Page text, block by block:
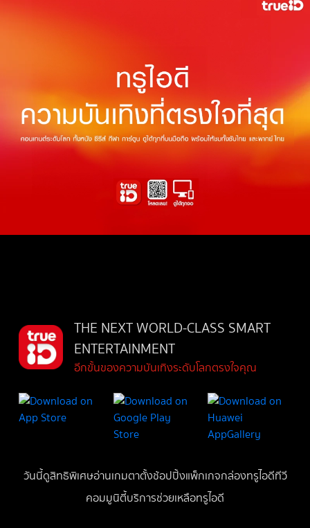
THE NEXT WORLD-CLASS SMART
ENTERTAINMENT
อีกขั้นของความบันเทิงระดับโลกตรงใจคุณ
วันนี้ดูสิทธิพิเศษอ่านเกมตาตั้งช้อปปิ้งแพ็กเกจกล่องทรูไอดีทีวี
คอมมูนิตี้บริการช่วยเหลือทรูไอดี